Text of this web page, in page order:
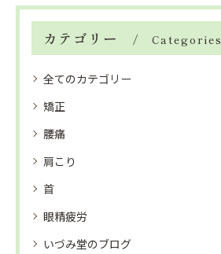
カテゴリー Categories
全てのカテゴリー
矯正
腰痛
肩こり
首
眼精疲労
いづみ堂のブログ